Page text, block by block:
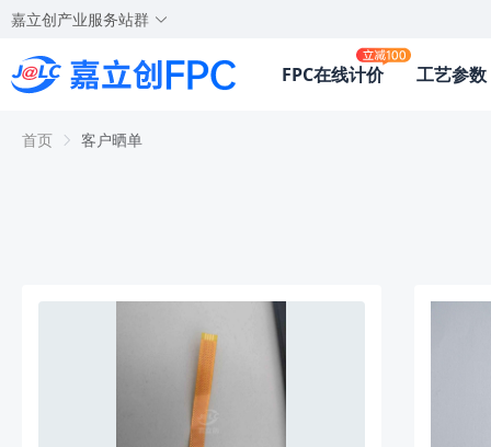
嘉立创产业服务站群
FPC在线计价 工艺参数
首页 客户晒单